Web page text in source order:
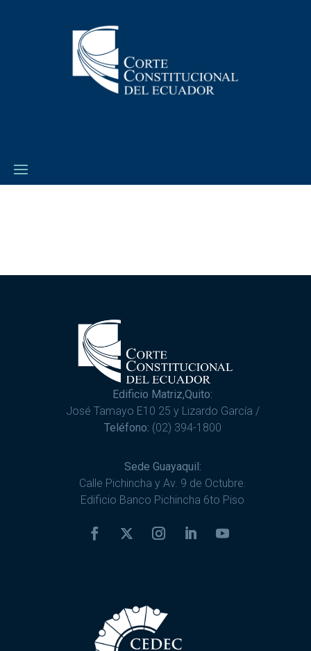
Edificio Matriz,Quito:
José Tamayo E10 25 y Lizardo García /
Teléfono: (02) 394-1800
Sede Guayaquil:
Calle Pichincha y Av. 9 de Octubre.
Edificio Banco Pichincha 6to Piso